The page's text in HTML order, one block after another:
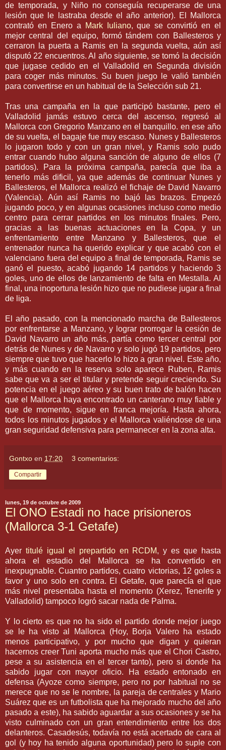
de temporada, y Niño no conseguía recuperarse de una
lesión que le lastraba desde el año anterior). El
Mallorca
contrató en Enero a
Mark Iuliano, que se convirtió en el
mejor central del equipo, formótándem con Ballesteros y
cerraron la puerta a Ramis en la segunda vuelta, aún así
disputó 22 encuentros. Al año siguiente, se tomó la decisión
que jugase cedido en el Valladolid en Segunda división
para coger más minutos. Su buen juego le valió también
para convertirse en un habitual de la Selección sub 21.
Tras una campaña en la que participó bastante, pero el
Valladolid
jamás estuvo cerca del ascenso, regresó al
Mallorca conGregorio Manzano en el banquillo. en ese año
de su vuelta, el bagaje fue muy escaso. Nunesy Ballesteros
lo jugaron todo y con un gran nivel, y Ramis solo pudo
entrar cuando hubo alguna sanción de alguno de ellos (7
partidos). Para la próxima campaña, parecía que iba a
tenerlo másdificil , ya que además de continuar Nunes y
Ballesteros, el
Mallorca realizó elfichaje de David Navarro
(Valencia). Aún así
Ramisno bajó las brazos. Empezó
jugando poco, y en algunas ocasiones incluso como medio
centro para cerrar partidos en los minutos finales. Pero,
gracias a las buenas actuaciones en la Copa, y un
enfrentamiento entre Manzano y Ballesteros, que el
entrenador nunca ha querido explicar y que acabó con el
valenciano fuera del equipo a final de temporada, Ramis se
ganó el puesto, acabó jugando 14 partidos y haciendo 3
goles, uno de ellos de lanzamiento de falta en Mestalla. Al
final, una inoportuna lesión hizo que no pudiese jugar a final
de liga.
El año pasado, con la mencionado marcha de Ballesteros
por enfrentarse a Manzano, y lograr prorrogar la cesión de
David Navarro un año más, partía como tercer central por
detrás de Nunes y de Navarro y solo jugó 19 partidos, pero
siempre que tuvo que hacerlo lo hizo a gran nivel. Este año,
y más cuando en la reserva solo aparece Ruben, Ramis
sabe que va a ser el titular y pretende seguir creciendo. Su
potencia en el juegoaéreo y su buen trato de balón hacen
que el
Mallorca haya encontrado un canteranomuy fiable y
que de momento, sigue en franca mejoría. Hasta ahora,
todos los minutos jugados y el Mallorca valiéndose de una
gran seguridad defensiva para permanecer en la zona alta.
Gontxo en 17:20 3 comentarios:
Compartir
lunes, 19 de octubre de 2009
El ONO Estadi no hace prisioneros
(Mallorca 3-1 Getafe)
Ayer titulé igual el prepartidoen RCDM, y es que hasta
ahora el estadio del
Mallorca se ha convertido en
inexpugnable.Cuantro partidos, cuatro victorias, 12 goles a
favor y uno solo en contra. ElGetafe, que parecía el que
más nivel presentaba hasta el momento (Xerez, Tenerifey
Valladolid) tampoco logró sacar nada de Palma.
Y lo cierto es que no ha sido el partido donde mejor juego
se le ha visto al
Mallorca (Hoy, Borja Valeroha estado
menos participativo, y por mucho que digan y quieran
hacernos creerTuni aporta mucho más que elChori Castro,
pese a su asistencia en el tercer tanto), pero si donde ha
sabido jugar con mayor oficio. Ha estado entonado en
defensa (Ayoze como siempre, pero no por habitual no se
merece que no se le nombre, la pareja de centrales y Mario
Suárez que es un futbolista que ha mejorado mucho del año
pasado a este), ha sabido aguardar a sus ocasiones y se ha
visto culminado con un gran entendimiento entre los dos
delanteros. Casadesús, todavía no está acertado de cara al
gol (y hoy ha tenido alguna oportunidad) pero lo suple con